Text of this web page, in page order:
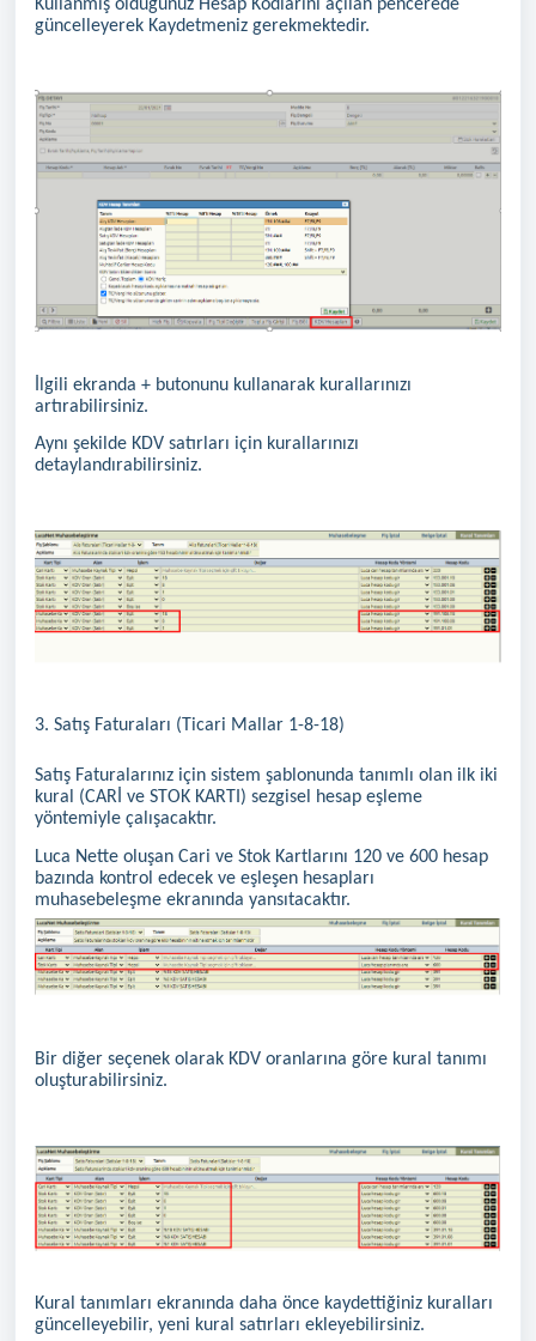
Kullanmış olduğunuz Hesap Kodlarını açılan pencerede
güncelleyerek Kaydetmeniz gerekmektedir.
İlgili ekranda + butonunu kullanarak kurallarınızı
artırabilirsiniz.
Aynı şekilde KDV satırları için kurallarınızı
detaylandırabilirsiniz.
3. Satış Faturaları (Ticari Mallar 1-8-18)
Satış Faturalarınız için sistem şablonunda tanımlı olan ilk iki
kural (CARİ ve STOK KARTI) sezgisel hesap eşleme
yöntemiyle çalışacaktır.
Luca Nette oluşan Cari ve Stok Kartlarını 120 ve 600 hesap
bazında kontrol edecek ve eşleşen hesapları
muhasebeleşme ekranında yansıtacaktır.
Bir diğer seçenek olarak KDV oranlarına göre kural tanımı
oluşturabilirsiniz.
Kural tanımları ekranında daha önce kaydettiğiniz kuralları
güncelleyebilir, yeni kural satırları ekleyebilirsiniz.